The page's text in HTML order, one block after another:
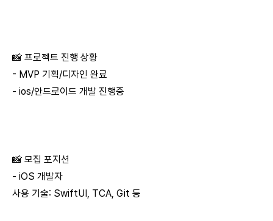
📸 프로젝트 진행 상황
- MVP 기획/디자인 완료
- ios/안드로이드 개발 진행중
📸 모집 포지션
- iOS 개발자
사용 기술: SwiftUI, TCA, Git 등